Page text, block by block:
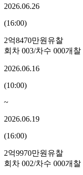
2026.06.26
(16:00)
2억8470만원 유찰
회차 003/차수 000개찰
2026.06.16
(10:00)
~
2026.06.19
(16:00)
2억9970만원 유찰
회차 002/차수 000개찰